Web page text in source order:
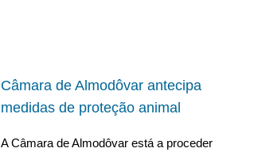
Câmara de Almodôvar antecipa
medidas de proteção animal
A Câmara de Almodôvar está a proceder